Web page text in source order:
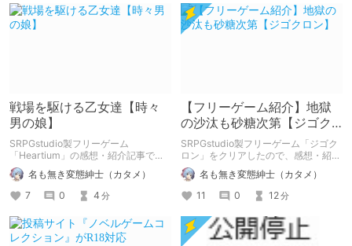
戦場を駆ける乙女達【時々
男の娘】
SRPGstudio製フリーゲーム
「Heartium」の感想・紹介記事で
す。
名も無き変態紳士（カタメ）
7
0 4 分
【フリーゲーム紹介】地獄
の沙汰も砂糖次第【ジゴク
ロン】
SRPGstudio製フリーゲーム「ジゴク
ロン」をクリアしたので、感想・紹介
記事を書かせて頂きました。 無料で
遊べますので、興味を持った方は遊ん
でみてください。
名も無き変態紳士（カタメ）
11
0 12分